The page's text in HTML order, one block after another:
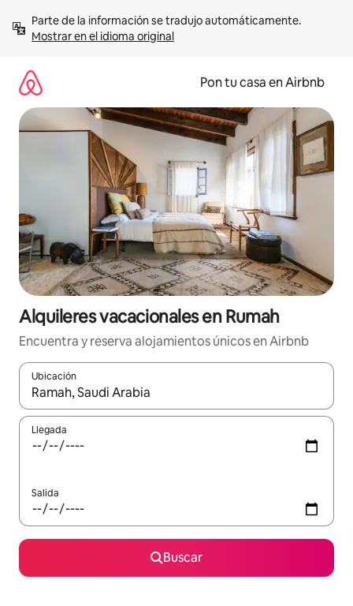
contenidoMostrar en el idioma original
Pon tu casa en Airbnb
Alquileres vacacionales en Rumah
Encuentra y reserva alojamientos únicos en Airbnb
Ubicación
Cuando los resultados estén disponibles, navega con las
Llegada
Salida
Buscar